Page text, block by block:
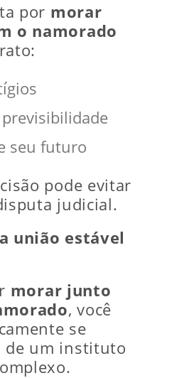
por morar
o namorado
seu futuro
pode evitar
judicial.
união estável
morar junto
, você
se
de um instituto